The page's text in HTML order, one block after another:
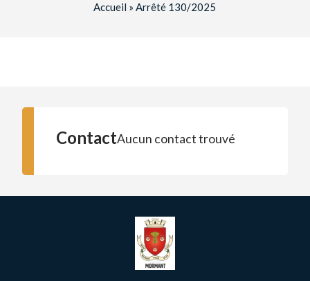
Accueil »Arrêté 130/2025
ContactAucun contact trouvé